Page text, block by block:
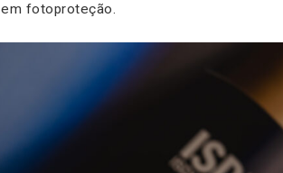
em fotoproteção.